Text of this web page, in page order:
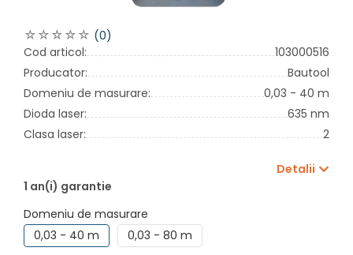
(0)
Cod articol:
103000516
Producator:
Bautool
Domeniu de masurare:
0,03 - 40 m
Dioda laser:
635 nm
Clasa laser:
2
Detalii
1 an(i) garantie
Domeniu de masurare
0,03 - 40 m
0,03 - 80 m